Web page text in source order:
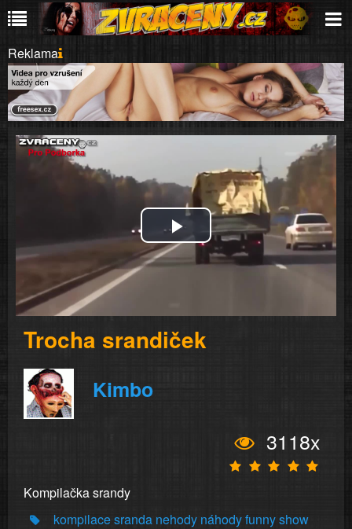
Reklama
Play
Trocha srandiček
Kimbo
3118x
Kompilačka srandy
kompilacesranda nehody náhodyfunnyshow